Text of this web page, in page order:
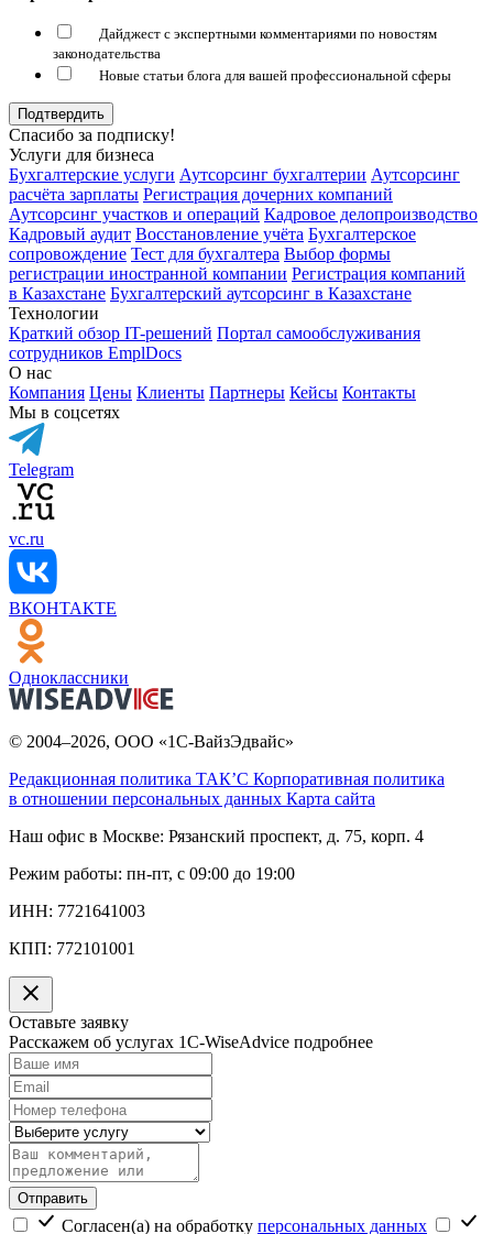
Дайджест с экспертными комментариями по новостям
законодательства
Новые статьи блога для вашей профессиональной сферы
Подтвердить
Спасибо за подписку!
Услуги для бизнеса
Бухгалтерские услуги Аутсорсинг бухгалтерии Аутсорсинг
расчёта зарплаты Регистрация дочерних компаний
Аутсорсинг участков и операций Кадровое делопроизводство
Кадровый аудит Восстановление учёта Бухгалтерское
сопровождение Тест для бухгалтера Выбор формы
регистрации иностранной компании Регистрация компаний
в Казахстане Бухгалтерский аутсорсинг в Казахстане
Технологии
Краткий обзор IT-решений Портал самообслуживания
сотрудников EmplDocs
О нас
Компания Цены Клиенты Партнеры Кейсы Контакты
Мы в соцсетях
Telegram
vc.ru
ВКОНТАКТЕ
Одноклассники
© 2004–2026, ООО «1С-ВайзЭдвайс»
Редакционная политика ТАК’C Корпоративная политика
в отношении персональных данных Карта сайта
Наш офис в Москве: Рязанский проспект, д. 75, корп. 4
Режим работы: пн-пт, с 09:00 до 19:00
ИНН: 7721641003
КПП: 772101001
Оставьте заявку
Расскажем об услугах 1C-WiseAdvice подробнее
Отправить
Согласен(а) на обработку персональных данных